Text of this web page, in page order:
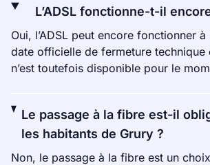
L’ADSL fonctionne-t-il
Oui, l’ADSL peut encore fonctionner
date officielle de fermeture technique
n’est toutefois disponible pour le
Le passage à la fibre est-il
les habitants de Grury ?
Non, le passage à la fibre est un